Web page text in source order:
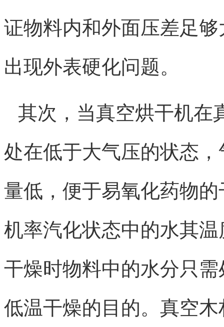
证物料内和外面压差足
出现外表硬化问题。
其次，当真空烘干机在
处在低于大气压的状态
量低，便于易氧化药物
机率汽化状态中的水其
干燥时物料中的水分只
低温干燥的目的。真空